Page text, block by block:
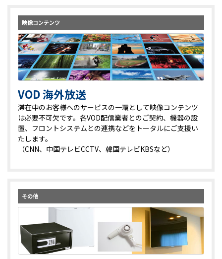
映像コンテンツ
VOD 海外放送
滞在中のお客様へのサービスの一環として映像コンテンツ
は必要不可欠です。各VOD配信業者とのご契約、機器の設
置、フロントシステムとの連携などをトータルにご支援い
たします。
（CNN、中国テレビCCTV、韓国テレビKBSなど）
その他